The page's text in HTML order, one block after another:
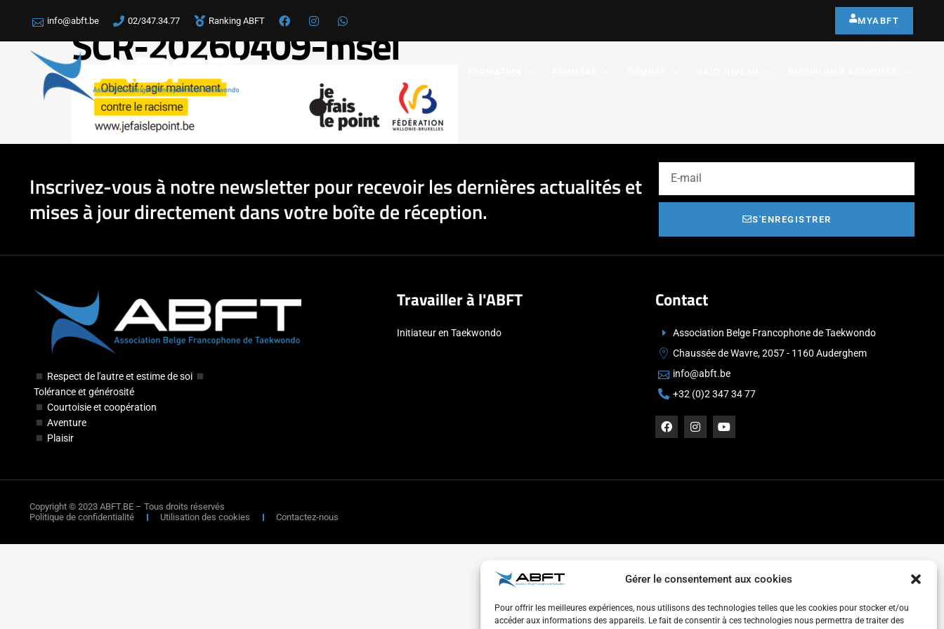
Gérer le consentement aux cookies
Pour offrir les meilleures expériences, nous utilisons des technologies telles que les cookies pour stocker et/ou
accéder aux informations des appareils. Le fait de consentir à ces technologies nous permettra de traiter des
info@abft.be 02/347.34.77 Ranking ABFT MYABFT
SCR-20260409-msel
Inscrivez-vous à notre newsletter pour recevoir les dernières actualités et
mises à jour directement dans votre boîte de réception.
S'ENREGISTRER
Respect de l'autre et estime de soi
Tolérance et générosité
Courtoisie et coopération
Aventure
Plaisir
Travailler à l'ABFT
Initiateur en Taekwondo
Contact
Association Belge Francophone de Taekwondo
Chaussée de Wavre, 2057 - 1160 Auderghem
info@abft.be
+32 (0)2 347 34 77
Copyright © 2023 ABFT.BE – Tous droits réservés
Politique de confidentialité
Utilisation des cookies Contactez-nous